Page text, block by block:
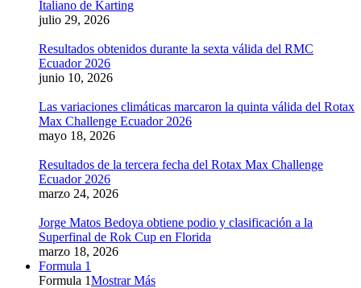
Italiano de Karting
julio 29, 2026
Resultados obtenidos durante la sexta válida del RMC
Ecuador 2026
junio 10, 2026
Las variaciones climáticas marcaron la quinta válida del Rotax
Max Challenge Ecuador 2026
mayo 18, 2026
Resultados de la tercera fecha del Rotax Max Challenge
Ecuador 2026
marzo 24, 2026
Jorge Matos Bedoya obtiene podio y clasificación a la
Superfinal de Rok Cup en Florida
marzo 18, 2026
Formula 1
Formula 1Mostrar Más